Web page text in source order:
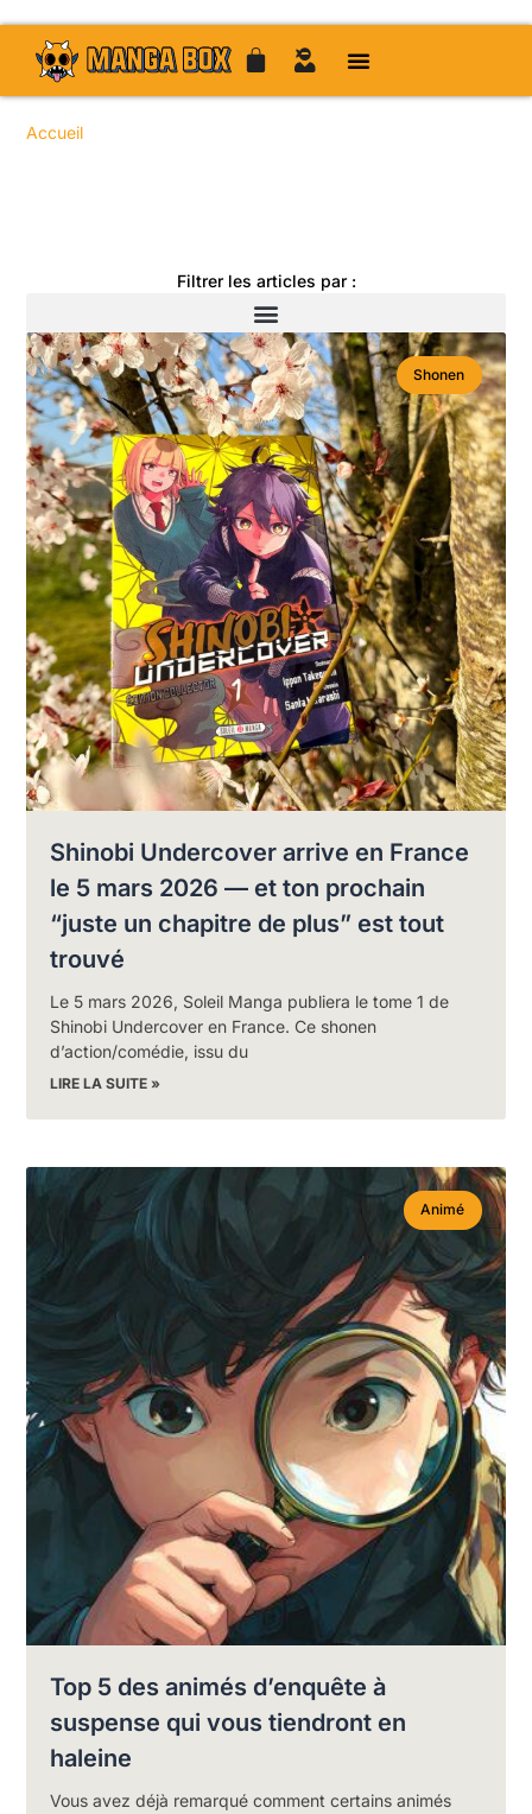
Accueil
Filtrer les articles par :
Shonen
Shinobi Undercover arrive en France
le 5 mars 2026 — et ton prochain
“juste un chapitre de plus” est tout
trouvé
Le 5 mars 2026, Soleil Manga publiera le tome 1 de
Shinobi Undercover en France. Ce shonen
d’action/comédie, issu du
LIRE LA SUITE »
Animé
Top 5 des animés d’enquête à
suspense qui vous tiendront en
haleine
Vous avez déjà remarqué comment certains animés